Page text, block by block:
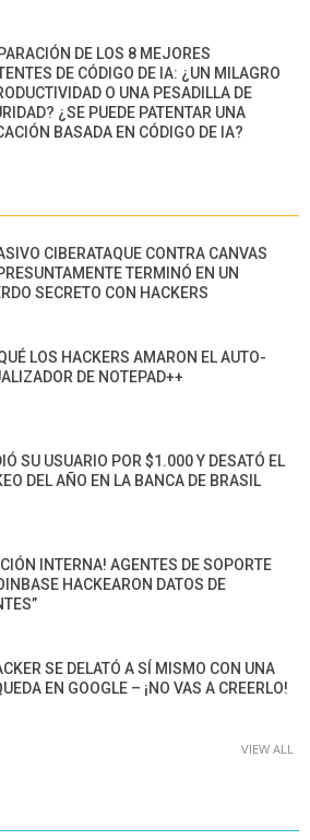
DE LOS 8 MEJORES
DE CÓDIGO DE IA: ¿UN MILAGRO
O UNA PESADILLA DE
¿SE PUEDE PATENTAR UNA
BASADA EN CÓDIGO DE IA?
CIBERATAQUE CONTRA CANVAS
TERMINÓ EN UN
SECRETO CON HACKERS
LOS HACKERS AMARON EL AUTO-
DE NOTEPAD++
SU USUARIO POR $1.000 Y DESATÓ EL
DEL AÑO EN LA BANCA DE BRASIL
INTERNA! AGENTES DE SOPORTE
HACKEARON DATOS DE
SE DELATÓ A SÍ MISMO CON UNA
EN GOOGLE – ¡NO VAS A CREERLO!
VIEW ALL